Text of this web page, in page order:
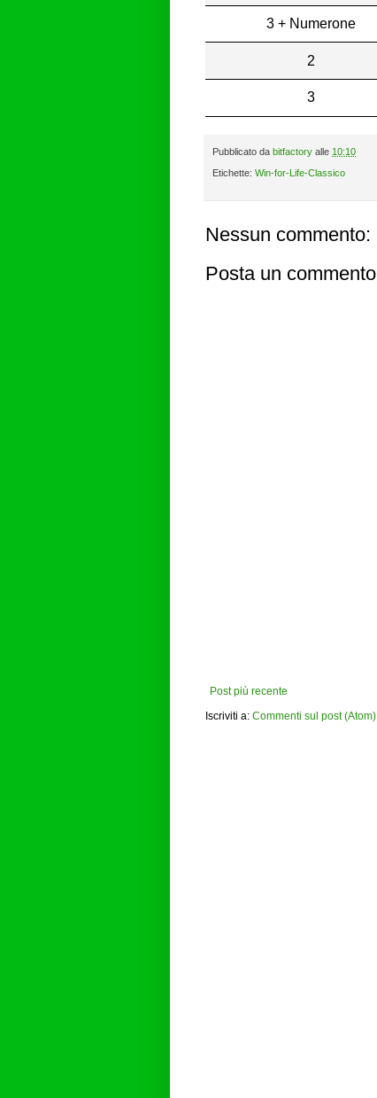
3 + Numerone
2
3
Pubblicato da bitfactory alle 10:10
Etichette: Win-for-Life-Classico
Nessun commento:
Posta un commento
Post più recente
Iscriviti a: Commenti sul post (Atom)